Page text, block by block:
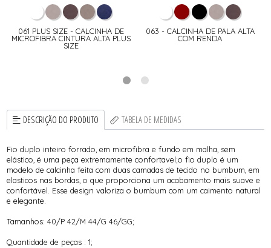
061 PLUS SIZE - CALCINHA DE
MICROFIBRA CINTURA ALTA PLUS
SIZE
063 - CALCINHA DE PALA ALTA
COM RENDA
DESCRIÇÃO DO PRODUTO TABELA DE MEDIDAS
Fio duplo inteiro forrado, em microfibra e fundo em malha, sem
elástico, é uma peça extremamente confortavel;o fio duplo é um
modelo de calcinha feita com duas camadas de tecido no bumbum, em
elasticos nas bordas, o que proporciona um acabamento mais suave e
confortável. Esse design valoriza o bumbum com um caimento natural
e elegante.
Tamanhos: 40/P 42/M 44/G 46/GG;
Quantidade de peças : 1;